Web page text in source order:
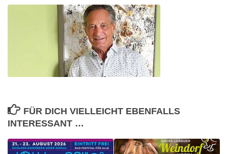
FÜR DICH VIELLEICHT EBENFALLS
INTERESSANT …